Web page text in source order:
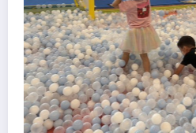
基隆原住民向市府提出「原
助」政策訴求
2026-08-01 鷹眼時報